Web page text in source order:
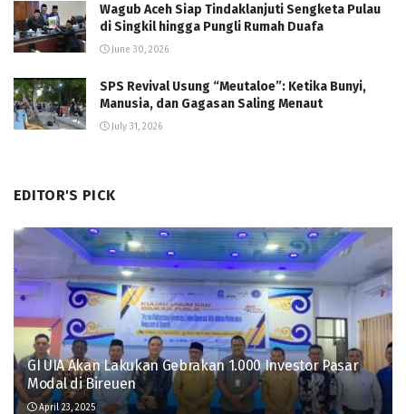
Wagub Aceh Siap Tindaklanjuti Sengketa Pulau
di Singkil hingga Pungli Rumah Duafa
June 30, 2026
SPS Revival Usung “Meutaloe”: Ketika Bunyi,
Manusia, dan Gagasan Saling Menaut
July 31, 2026
EDITOR'S PICK
GI UIA Akan Lakukan Gebrakan 1.000 Investor Pasar
Modal di Bireuen
April 23, 2025